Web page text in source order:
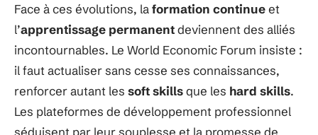
Face à ces évolutions, laformation continueet
l’apprentissage permanentdeviennent des alliés
incontournables. Le World Economic Forum insiste :
il faut actualiser sans cesse ses connaissances,
renforcer autant les soft skillsque les hard skills.
Les plateformes de développement professionnel
séduisent par leur souplesse et la promesse de